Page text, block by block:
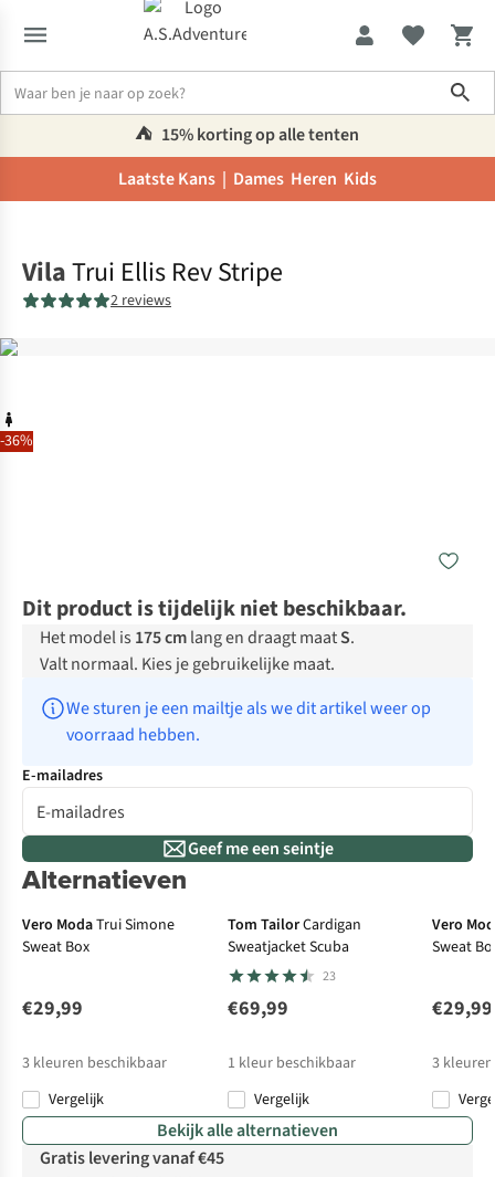
⛺️ 15% korting op alle tenten
Laatste Kans | Dames Heren Kids
-36%
VilaTrui Ellis Rev Stripe
2 reviews
Dit product is tijdelijk niet beschikbaar.
Het model is 175 cmlang en draagt maatS.
Valt normaal. Kies je gebruikelijke maat.
We sturen je een mailtje als we dit artikel weer op
voorraad hebben.
E-mailadres
Geef me een seintje
Alternatieven
New
Vero ModaTrui Simone
Sweat Box
€29,99
3 kleuren beschikbaar
Vergelijk
Tom TailorCardigan
Sweatjacket Scuba
23
€69,99
1 kleur beschikbaar
Vergelijk
Vero
Sweat
€29,99
3
Bekijk alle alternatieven
Gratis levering vanaf €45